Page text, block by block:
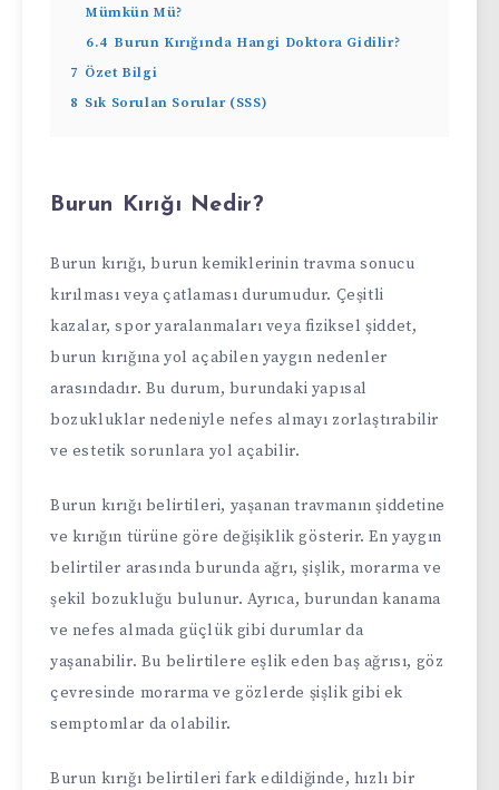
Mümkün Mü?
6.4 Burun Kırığında Hangi Doktora Gidilir?
7 Özet Bilgi
8 Sık Sorulan Sorular (SSS)
Burun Kırığı Nedir?
Burun kırığı, burun kemiklerinin travma sonucu
kırılması veya çatlaması durumudur. Çeşitli
kazalar, spor yaralanmaları veya fiziksel şiddet,
burun kırığına yol açabilen yaygın nedenler
arasındadır. Bu durum, burundaki yapısal
bozukluklar nedeniyle nefes almayı zorlaştırabilir
ve estetik sorunlara yol açabilir.
Burun kırığı belirtileri, yaşanan travmanın şiddetine
ve kırığın türüne göre değişiklik gösterir. En yaygın
belirtiler arasında burunda ağrı, şişlik, morarma ve
şekil bozukluğu bulunur. Ayrıca, burundan kanama
ve nefes almada güçlük gibi durumlar da
yaşanabilir. Bu belirtilere eşlik eden baş ağrısı, göz
çevresinde morarma ve gözlerde şişlik gibi ek
semptomlar da olabilir.
Burun kırığı belirtileri fark edildiğinde, hızlı bir